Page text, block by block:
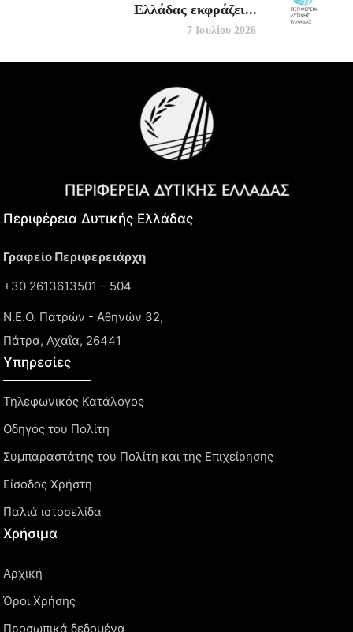
Ελλάδας εκφράζει...
7 Ιουλίου 2026
Περιφέρεια Δυτικής Ελλάδας​
Γραφείο Περιφερειάρχη
+30 2613613501 – 504
Ν.Ε.Ο. Πατρών - Αθηνών 32,
Πάτρα, Αχαΐα, 26441
Υπηρεσίες
Τηλεφωνικός Κατάλογος
Οδηγός του Πολίτη
Συμπαραστάτης του Πολίτη και της Επιχείρησης
Είσοδος Χρήστη
Παλιά ιστοσελίδα
Χρήσιμα
Αρχική
Όροι Χρήσης
Προσωπικά δεδομένα